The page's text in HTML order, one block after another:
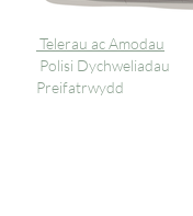
Telerau ac Amodau
Polisi Dychweliadau
Preifatrwydd